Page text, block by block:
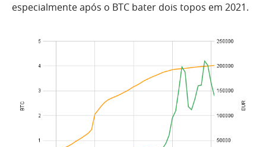
especialmente após o BTC bater dois topos em 2021.